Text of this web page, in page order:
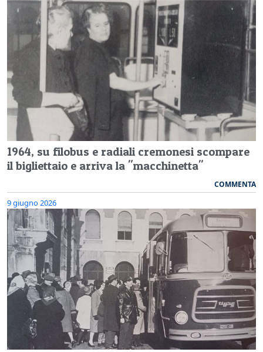
1964, su filobus e radiali cremonesi scompare
il bigliettaio e arriva la "macchinetta"
COMMENTA
9 giugno 2026